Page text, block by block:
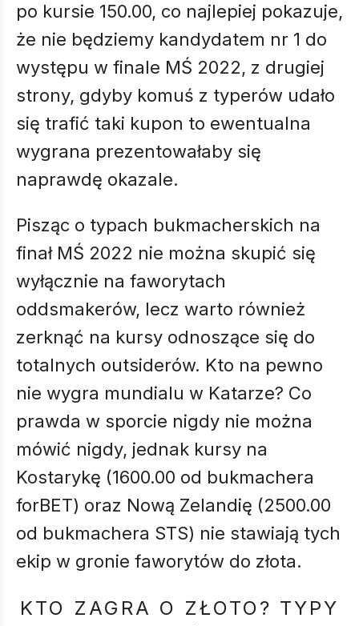
po kursie 150.00, co najlepiej pokazuje,
że nie będziemy kandydatem nr 1 do
występu w finale MŚ 2022, z drugiej
strony, gdyby komuś z typerów udało
się trafić taki kupon to ewentualna
wygrana prezentowałaby się
naprawdę okazale.
Pisząc o typach bukmacherskich na
finał MŚ 2022 nie można skupić się
wyłącznie na faworytach
oddsmakerów, lecz warto również
zerknąć na kursy odnoszące się do
totalnych outsiderów. Kto na pewno
nie wygra mundialu w Katarze? Co
prawda w sporcie nigdy nie można
mówić nigdy, jednak kursy na
Kostarykę (1600.00 od bukmachera
forBET) oraz Nową Zelandię (2500.00
od bukmachera STS) nie stawiają tych
ekip w gronie faworytów do złota.
KTO ZAGRA O ZŁOTO? TYPY